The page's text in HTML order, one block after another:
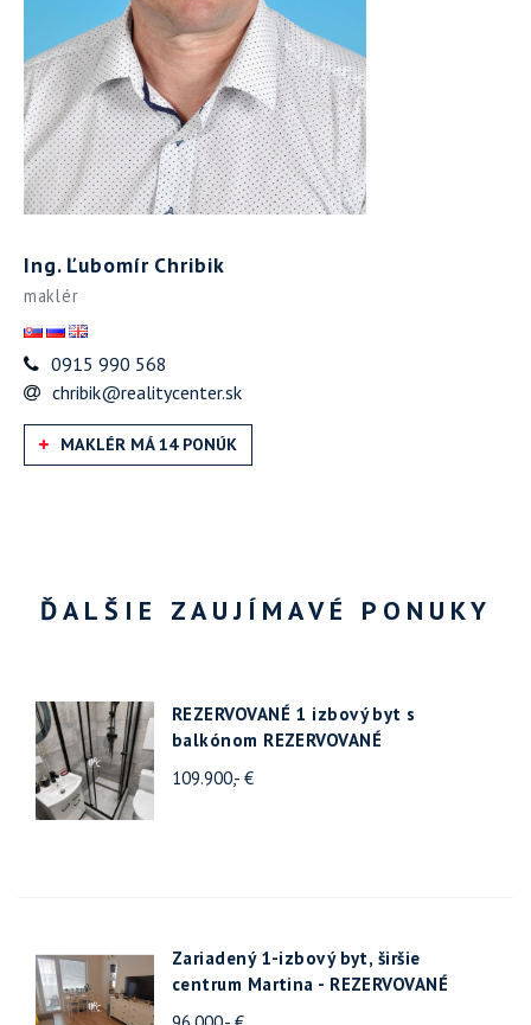
Ing. Ľubomír Chribik
maklér
0915 990 568
chribik@realitycenter.sk
MAKLÉR MÁ 14 PONÚK
ĎALŠIE ZAUJÍMAVÉ PONUKY
REZERVOVANÉ 1 izbový byt s
balkónom REZERVOVANÉ
109.900,- €
Zariadený 1-izbový byt, širšie
centrum Martina - REZERVOVANÉ